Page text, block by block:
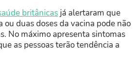
britânicas já alertaram que
duas doses da vacina pode não
No máximo apresenta sintomas
as pessoas terão tendência a